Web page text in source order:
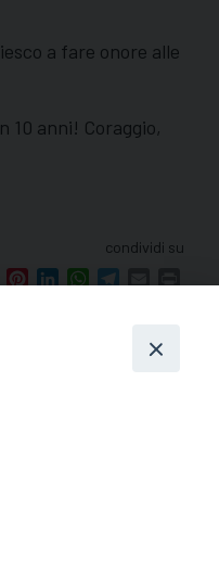
a fare onore alle
anni! Coraggio,
condividi su
TwitterPinterestLinkedInWhatsApp